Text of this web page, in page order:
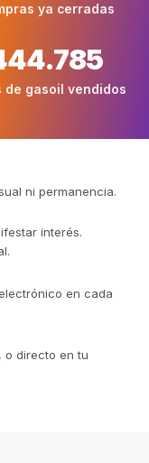
ya cerradas
de gasoil vendidos
ni permanencia.
interés.
en cada
o directo en tu